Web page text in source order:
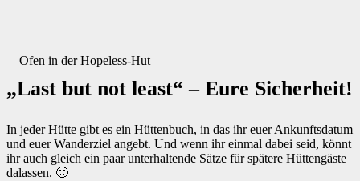
Ofen in der Hopeless-Hut
„Last but not least“ – Eure Sicherheit!
In jeder Hütte gibt es ein Hüttenbuch, in das ihr euer Ankunftsdatum
und euer Wanderziel angebt. Und wenn ihr einmal dabei seid, könnt
ihr auch gleich ein paar unterhaltende Sätze für spätere Hüttengäste
dalassen. 🙂